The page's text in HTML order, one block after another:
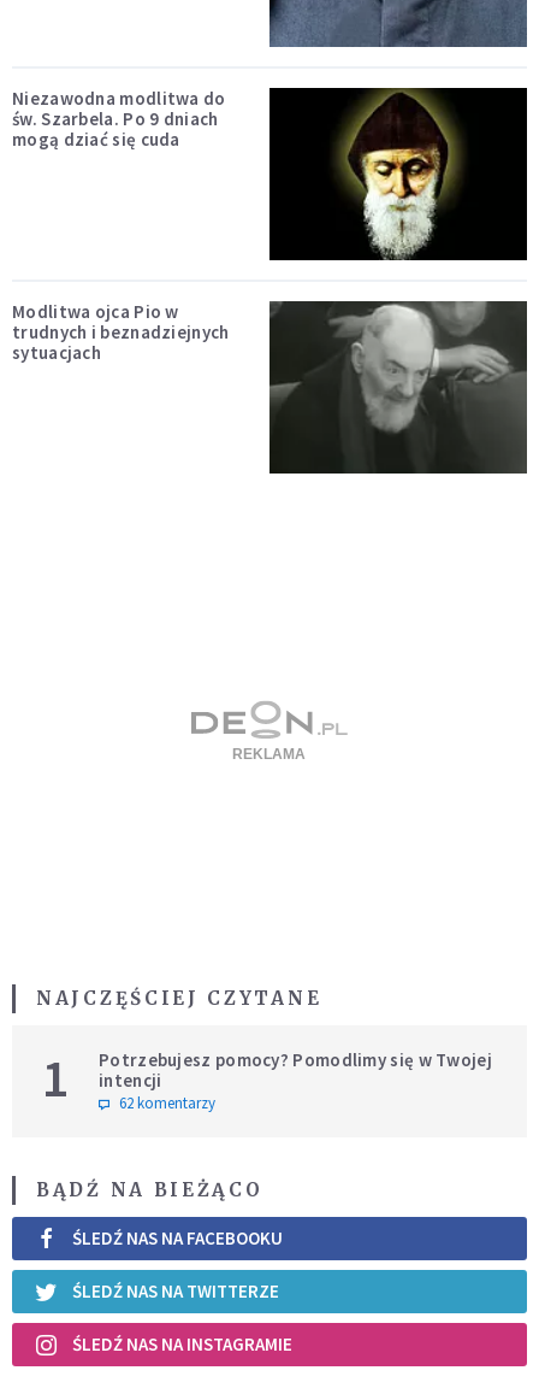
Niezawodna modlitwa do
św. Szarbela. Po 9 dniach
mogą dziać się cuda
Modlitwa ojca Pio w
trudnych i beznadziejnych
sytuacjach
NAJCZĘŚCIEJ CZYTANE
1
Potrzebujesz pomocy? Pomodlimy się w Twojej
intencji
62 komentarzy
BĄDŹ NA BIEŻĄCO
ŚLEDŹ NAS NA FACEBOOKU
ŚLEDŹ NAS NA TWITTERZE
ŚLEDŹ NAS NA INSTAGRAMIE